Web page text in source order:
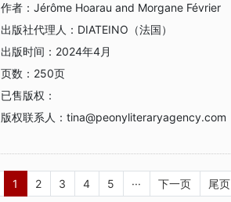
作者： Jérôme Hoarau and Morgane Février
出版社代理人： DIATEINO（法国）
出版时间： 2024年4月
页数： 250页
已售版权：
版权联系人： tina@peonyliteraryagency.com
1 2 3 4 5 ··· 下一页 尾页